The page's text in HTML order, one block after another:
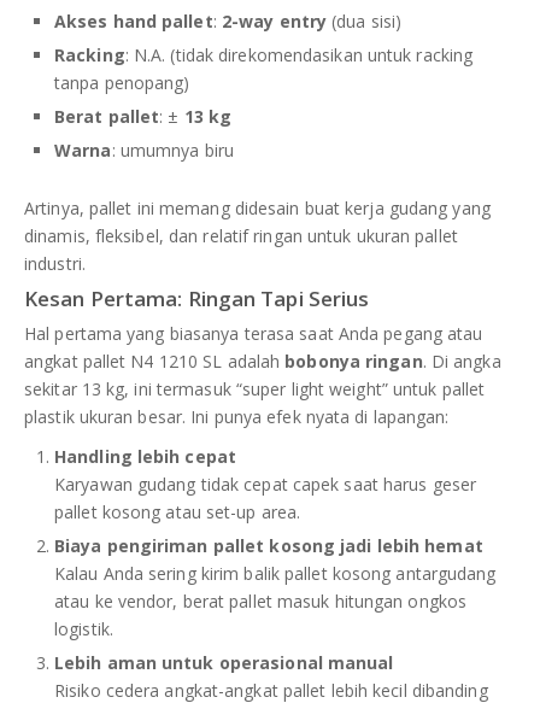
Akses hand pallet: 2-way entry (dua sisi)
Racking: N.A. (tidak direkomendasikan untuk racking
tanpa penopang)
Berat pallet: ± 13 kg
Warna: umumnya biru
Artinya, pallet ini memang didesain buat kerja gudang yang
dinamis, fleksibel, dan relatif ringan untuk ukuran pallet
industri.
Kesan Pertama: Ringan Tapi Serius
Hal pertama yang biasanya terasa saat Anda pegang atau
angkat pallet N4 1210 SL adalah bobonya ringan. Di angka
sekitar 13 kg, ini termasuk “super light weight” untuk pallet
plastik ukuran besar. Ini punya efek nyata di lapangan:
Handling lebih cepat
Karyawan gudang tidak cepat capek saat harus geser
pallet kosong atau set-up area.
Biaya pengiriman pallet kosong jadi lebih hemat
Kalau Anda sering kirim balik pallet kosong antargudang
atau ke vendor, berat pallet masuk hitungan ongkos
logistik.
Lebih aman untuk operasional manual
Risiko cedera angkat-angkat pallet lebih kecil dibanding